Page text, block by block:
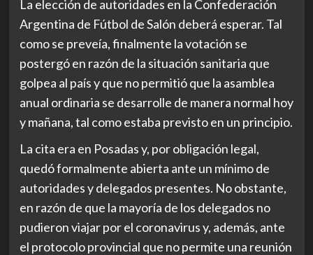
La elección de autoridades en la Confederación
Argentina de Fútbol de Salón deberá esperar. Tal
como se preveía, finalmente la votación se
postergó en razón de la situación sanitaria que
golpea al país y que no permitió que la asamblea
anual ordinaria se desarrolle de manera normal hoy
y mañana, tal como estaba previsto en un principio.
La cita era en Posadas y, por obligación legal,
quedó formalmente abierta ante un mínimo de
autoridades y delegados presentes. No obstante,
en razón de que la mayoría de los delegados no
pudieron viajar por el coronavirus y, además, ante
el protocolo provincial que no permite una reunión